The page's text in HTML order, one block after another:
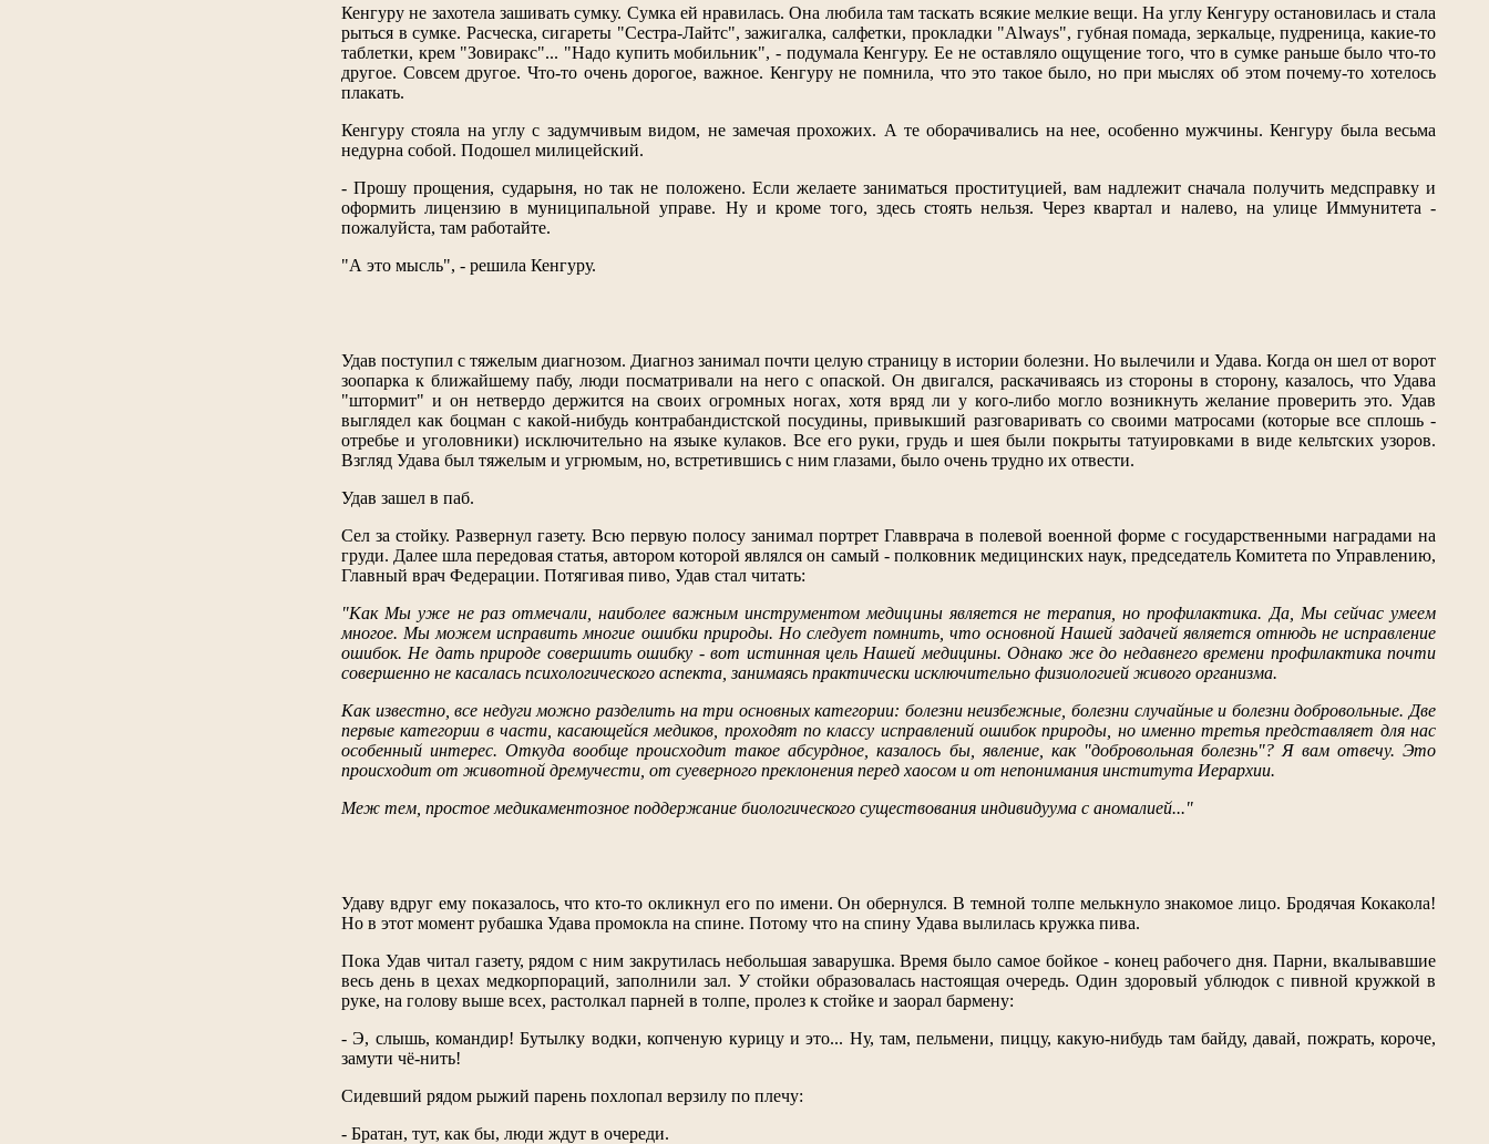
Кенгуру не захотела зашивать сумку. Сумка ей нравилась. Она любила там таскать всякие мелкие вещи. На углу Кенгуру остановилась и стала
рыться в сумке. Расческа, сигареты "Сестра-Лайтс", зажигалка, салфетки, прокладки "Always", губная помада, зеркальце, пудреница, какие-то
таблетки, крем "Зовиракс"... "Надо купить мобильник", - подумала Кенгуру. Ее не оставляло ощущение того, что в сумке раньше было что-то
другое. Совсем другое. Что-то очень дорогое, важное. Кенгуру не помнила, что это такое было, но при мыслях об этом почему-то хотелось
плакать.
Кенгуру стояла на углу с задумчивым видом, не замечая прохожих. А те оборачивались на нее, особенно мужчины. Кенгуру была весьма
недурна собой. Подошел милицейский.
- Прошу прощения, сударыня, но так не положено. Если желаете заниматься проституцией, вам надлежит сначала получить медсправку и
оформить лицензию в муниципальной управе. Ну и кроме того, здесь стоять нельзя. Через квартал и налево, на улице Иммунитета -
пожалуйста, там работайте.
"А это мысль", - решила Кенгуру.
Удав поступил с тяжелым диагнозом. Диагноз занимал почти целую страницу в истории болезни. Но вылечили и Удава. Когда он шел от ворот
зоопарка к ближайшему пабу, люди посматривали на него с опаской. Он двигался, раскачиваясь из стороны в сторону, казалось, что Удава
"штормит" и он нетвердо держится на своих огромных ногах, хотя вряд ли у кого-либо могло возникнуть желание проверить это. Удав
выглядел как боцман с какой-нибудь контрабандистской посудины, привыкший разговаривать со своими матросами (которые все сплошь -
отребье и уголовники) исключительно на языке кулаков. Все его руки, грудь и шея были покрыты татуировками в виде кельтских узоров.
Взгляд Удава был тяжелым и угрюмым, но, встретившись с ним глазами, было очень трудно их отвести.
Удав зашел в паб.
Сел за стойку. Развернул газету. Всю первую полосу занимал портрет Главврача в полевой военной форме с государственными наградами на
груди. Далее шла передовая статья, автором которой являлся он самый - полковник медицинских наук, председатель Комитета по Управлению,
Главный врач Федерации. Потягивая пиво, Удав стал читать:
"Как Мы уже не раз отмечали, наиболее важным инструментом медицины является не терапия, но профилактика. Да, Мы сейчас умеем
многое. Мы можем исправить многие ошибки природы. Но следует помнить, что основной Нашей задачей является отнюдь не исправление
ошибок. Не дать природе совершить ошибку - вот истинная цель Нашей медицины. Однако же до недавнего времени профилактика почти
совершенно не касалась психологического аспекта, занимаясь практически исключительно физиологией живого организма.
Как известно, все недуги можно разделить на три основных категории: болезни неизбежные, болезни случайные и болезни добровольные. Две
первые категории в части, касающейся медиков, проходят по классу исправлений ошибок природы, но именно третья представляет для нас
особенный интерес. Откуда вообще происходит такое абсурдное, казалось бы, явление, как "добровольная болезнь"? Я вам отвечу. Это
происходит от животной дремучести, от суеверного преклонения перед хаосом и от непонимания института Иерархии.
Меж тем, простое медикаментозное поддержание биологического существования индивидуума с аномалией..."
Удаву вдруг ему показалось, что кто-то окликнул его по имени. Он обернулся. В темной толпе мелькнуло знакомое лицо. Бродячая Кокакола!
Но в этот момент рубашка Удава промокла на спине. Потому что на спину Удава вылилась кружка пива.
Пока Удав читал газету, рядом с ним закрутилась небольшая заварушка. Время было самое бойкое - конец рабочего дня. Парни, вкалывавшие
весь день в цехах медкорпораций, заполнили зал. У стойки образовалась настоящая очередь. Один здоровый ублюдок с пивной кружкой в
руке, на голову выше всех, растолкал парней в толпе, пролез к стойке и заорал бармену:
- Э, слышь, командир! Бутылку водки, копченую курицу и это... Ну, там, пельмени, пиццу, какую-нибудь там байду, давай, пожрать, короче,
замути чё-нить!
Сидевший рядом рыжий парень похлопал верзилу по плечу:
- Братан, тут, как бы, люди ждут в очереди.